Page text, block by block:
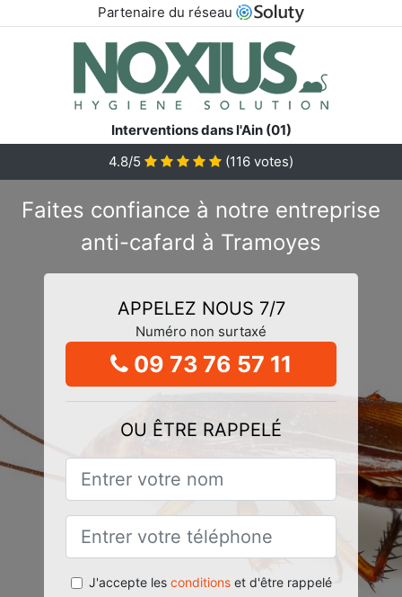
Partenaire du réseau
Interventions dans l'Ain (01)
4.8/5
(116 votes)
Faites confiance à notre entreprise
anti-cafard à Tramoyes
APPELEZ NOUS 7/7
Numéro non surtaxé
09 73 76 57 11
OU ÊTRE RAPPELÉ
J'accepte les conditionset d'être rappelé